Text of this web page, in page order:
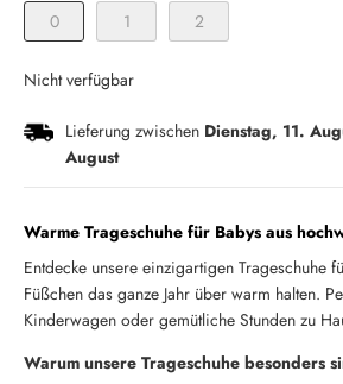
0
1 2
Nicht verfügbar
Lieferung zwischen Dienstag, 11.
August
Warme Trageschuhe für Babys aus
Entdecke unsere einzigartigen Trageschuhe
Füßchen das ganze Jahr über warm halten.
Kinderwagen oder gemütliche Stunden zu
Warum unsere Trageschuhe besonders